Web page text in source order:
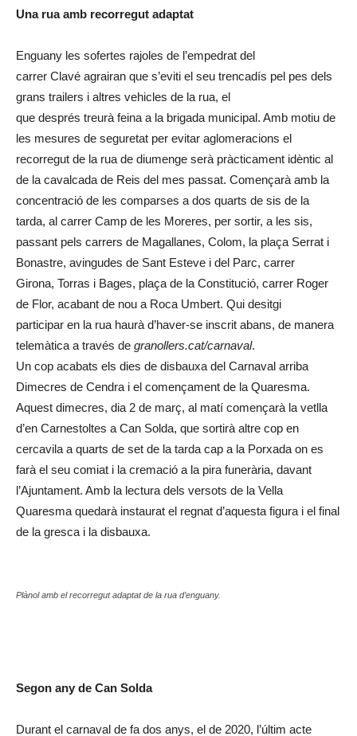
Una rua amb recorregut adaptat
Enguany les sofertes rajoles de l’empedrat del
carrer Clavé agrairan que s’eviti el seu trencadís pel pes dels
grans trailers i altres vehicles de la rua, el
que després treurà feina a la brigada municipal. Amb motiu de
les mesures de seguretat per evitar aglomeracions el
recorregut de la rua de diumenge serà pràcticament idèntic al
de la cavalcada de Reis del mes passat. Començarà amb la
concentració de les comparses a dos quarts de sis de la
tarda, al carrer Camp de les Moreres, per sortir, a les sis,
passant pels carrers de Magallanes, Colom, la plaça Serrat i
Bonastre, avingudes de Sant Esteve i del Parc, carrer
Girona, Torras i Bages, plaça de la Constitució, carrer Roger
de Flor, acabant de nou a Roca Umbert. Qui desitgi
participar en la rua haurà d’haver-se inscrit abans, de manera
telemàtica a través de granollers.cat/carnaval.
Un cop acabats els dies de disbauxa del Carnaval arriba
Dimecres de Cendra i el començament de la Quaresma.
Aquest dimecres, dia 2 de març, al matí començarà la vetlla
d’en Carnestoltes a Can Solda, que sortirà altre cop en
cercavila a quarts de set de la tarda cap a la Porxada on es
farà el seu comiat i la cremació a la pira funerària, davant
l’Ajuntament. Amb la lectura dels versots de la Vella
Quaresma quedarà instaurat el regnat d’aquesta figura i el final
de la gresca i la disbauxa.
Plànol amb el recorregut adaptat de la rua d’enguany.
Segon any de Can Solda
Durant el carnaval de fa dos anys, el de 2020, l’últim acte